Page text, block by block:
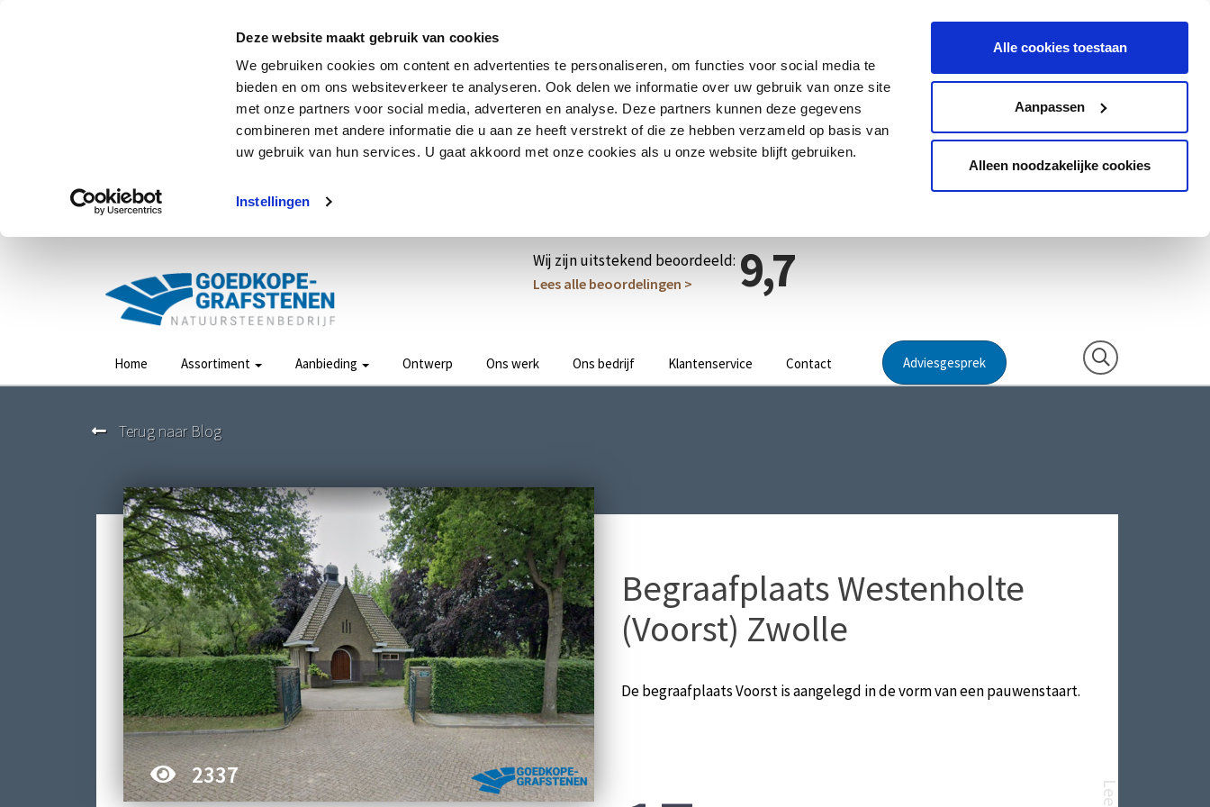
Deze website maakt gebruik van cookies
We gebruiken cookies om content en advertenties te personaliseren, om functies voor social media te
bieden en om ons websiteverkeer te analyseren. Ook delen we informatie over uw gebruik van onze site
met onze partners voor social media, adverteren en analyse. Deze partners kunnen deze gegevens
combineren met andere informatie die u aan ze heeft verstrekt of die ze hebben verzameld op basis van
uw gebruik van hun services. U gaat akkoord met onze cookies als u onze website blijft gebruiken.
Instellingen
Alle cookies toestaan
Aanpassen
Alleen noodzakelijke cookies
Wij zijn uitstekend beoordeeld: 9,7
Lees alle beoordelingen >
Home Assortiment Aanbieding Ontwerp Ons werk Ons bedrijf Klantenservice Contact Adviesgesprek
Terug naar Blog
2337
Begraafplaats Westenholte
(Voorst) Zwolle
De begraafplaats Voorst is aangelegd in de vorm van een pauwenstaart.